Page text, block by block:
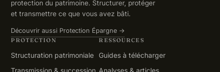
protection du patrimoine. Structurer, protéger
et transmettre ce que vous avez bâti.
Découvrir aussi Protection Épargne →
PROTECTION
Structuration patrimoniale
RESSOURCES
Guides à télécharger